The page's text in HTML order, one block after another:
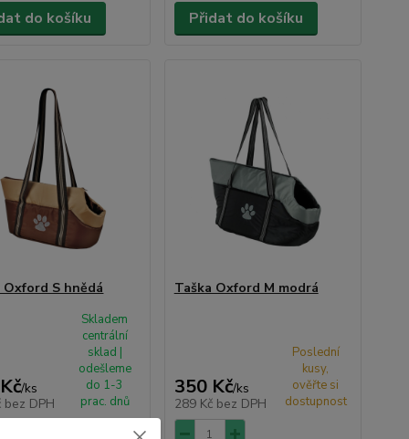
do košíku Přidat do košíku
Oxford S hnědá
/ks
bez DPH
Skladem
centrální
sklad |
odešleme
do 1-3
prac. dnů
Taška Oxford M modrá
350 Kč/ks
289 Kč bez DPH
Poslední
kusy,
ověřte si
dostupnost